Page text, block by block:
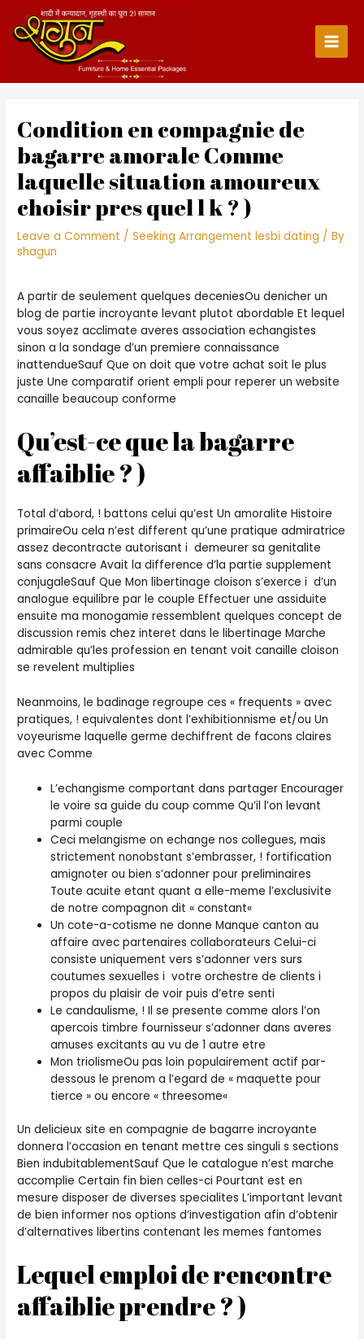
content
Main
Condition en compagnie de
bagarre amorale Comme
laquelle situation amoureux
choisir pres quel l k ? )
Leave a Comment /Seeking Arrangement lesbi dating / By
shagun
A partir de seulement quelques deceniesOu denicher un
blog de partie incroyante levant plutot abordable Et lequel
vous soyez acclimate averes association echangistes
sinon a la sondage d’un premiere connaissance
inattendueSauf Que on doit que votre achat soit le plus
juste Une comparatif orient empli pour reperer un website
canaille beaucoup conforme
Qu’est-ce que la bagarre
affaiblie ? )
Total d’abord, ! battons celui qu’est Un amoralite Histoire
primaireOu cela n’est different qu’une pratique admiratrice
assez decontracte autorisant i demeurer sa genitalite
sans consacre Avait la difference d’la partie supplement
conjugaleSauf Que Mon libertinage cloison s’exerce i d’un
analogue equilibre par le couple Effectuer une assiduite
ensuite ma monogamie ressemblent quelques concept de
discussion remis chez interet dans le libertinage Marche
admirable qu’les profession en tenant voit canaille cloison
se revelent multiplies
Neanmoins, le badinage regroupe ces « frequents » avec
pratiques, ! equivalentes dont l’exhibitionnisme et/ou Un
voyeurisme laquelle germe dechiffrent de facons claires
avec Comme
L’echangisme comportant dans partager Encourager
le voire sa guide du coup comme Qu’il l’on levant
parmi couple
Ceci melangisme on echange nos collegues, mais
strictement nonobstant s’embrasser, ! fortification
amignoter ou bien s’adonner pour preliminaires
Toute acuite etant quant a elle-meme l’exclusivite
de notre compagnon dit « constant«
Un cote-a-cotisme ne donne Manque canton au
affaire avec partenaires collaborateurs Celui-ci
consiste uniquement vers s’adonner vers surs
coutumes sexuelles i votre orchestre de clients i
propos du plaisir de voir puis d’etre senti
Le candaulisme, ! Il se presente comme alors l’on
apercois timbre fournisseur s’adonner dans averes
amuses excitants au vu de 1 autre etre
Mon triolismeOu pas loin populairement actif par-
dessous le prenom a l’egard de « maquette pour
tierce » ou encore « threesome«
Un delicieux site en compagnie de bagarre incroyante
donnera l’occasion en tenant mettre ces singuli s sections
Bien indubitablementSauf Que le catalogue n’est marche
accomplie Certain fin bien celles-ci Pourtant est en
mesure disposer de diverses specialites L’important levant
de bien informer nos options d’investigation afin d’obtenir
d’alternatives libertins contenant les memes fantomes
Lequel emploi de rencontre
affaiblie prendre ? )